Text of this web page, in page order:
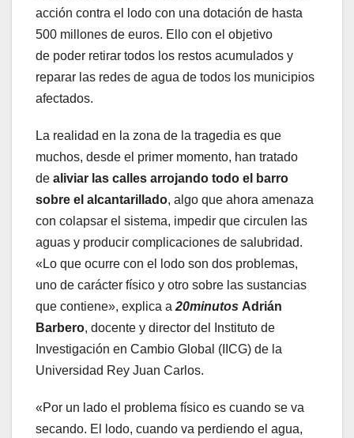
acción contra el lodo con una dotación de hasta
500 millones de euros. Ello con el objetivo
de poder retirar todos los restos acumulados y
reparar las redes de agua de todos los municipios
afectados.
La realidad en la zona de la tragedia es que
muchos, desde el primer momento, han tratado
de aliviar las calles arrojando todo el barro
sobre el alcantarillado, algo que ahora amenaza
con colapsar el sistema, impedir que circulen las
aguas y producir complicaciones de salubridad.
«Lo que ocurre con el lodo son dos problemas,
uno de carácter físico y otro sobre las sustancias
que contiene», explica a 20minutos Adrián
Barbero, docente y director del Instituto de
Investigación en Cambio Global (IICG) de la
Universidad Rey Juan Carlos.
«Por un lado el problema físico es cuando se va
secando. El lodo, cuando va perdiendo el agua,